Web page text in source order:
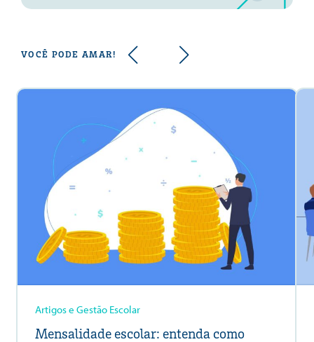
VOCÊ PODE AMAR!
Artigos e Gestão Escolar
Mensalidade escolar: entenda como